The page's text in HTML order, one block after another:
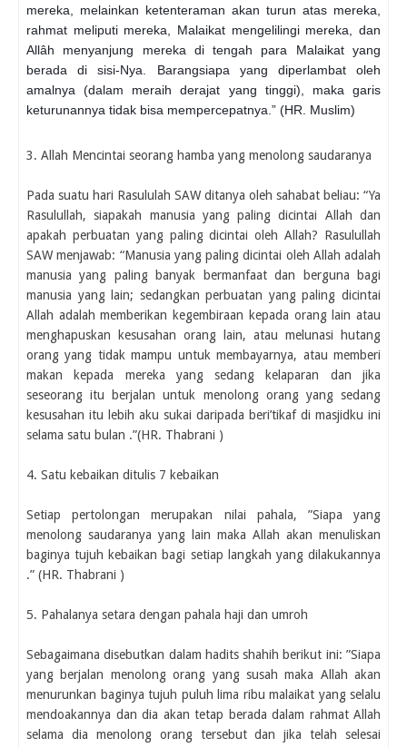
mereka, melainkan ketenteraman akan turun atas mereka,
rahmat meliputi mereka, Malaikat mengelilingi mereka, dan
Allâh menyanjung mereka di tengah para Malaikat yang
berada di sisi-Nya. Barangsiapa yang diperlambat oleh
amalnya (dalam meraih derajat yang tinggi), maka garis
keturunannya tidak bisa mempercepatnya.” (HR. Muslim)
3. Allah Mencintai seorang hamba yang menolong saudaranya
Pada suatu hari Rasululah SAW ditanya oleh sahabat beliau: “Ya
Rasulullah, siapakah manusia yang paling dicintai Allah dan
apakah perbuatan yang paling dicintai oleh Allah? Rasulullah
SAW menjawab: “Manusia yang paling dicintai oleh Allah adalah
manusia yang paling banyak bermanfaat dan berguna bagi
manusia yang lain; sedangkan perbuatan yang paling dicintai
Allah adalah memberikan kegembiraan kepada orang lain atau
menghapuskan kesusahan orang lain, atau melunasi hutang
orang yang tidak mampu untuk membayarnya, atau memberi
makan kepada mereka yang sedang kelaparan dan jika
seseorang itu berjalan untuk menolong orang yang sedang
kesusahan itu lebih aku sukai daripada beri’tikaf di masjidku ini
selama satu bulan .”(HR. Thabrani )
4. Satu kebaikan ditulis 7 kebaikan
Setiap pertolongan merupakan nilai pahala, ”Siapa yang
menolong saudaranya yang lain maka Allah akan menuliskan
baginya tujuh kebaikan bagi setiap langkah yang dilakukannya
.” (HR. Thabrani )
5. Pahalanya setara dengan pahala haji dan umroh
Sebagaimana disebutkan dalam hadits shahih berikut ini: ”Siapa
yang berjalan menolong orang yang susah maka Allah akan
menurunkan baginya tujuh puluh lima ribu malaikat yang selalu
mendoakannya dan dia akan tetap berada dalam rahmat Allah
selama dia menolong orang tersebut dan jika telah selesai